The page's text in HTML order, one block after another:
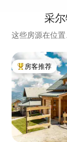
采
这些房源在位置
热门「房客推荐
房客推荐